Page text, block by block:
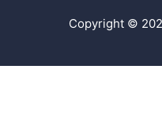
Copyright ©